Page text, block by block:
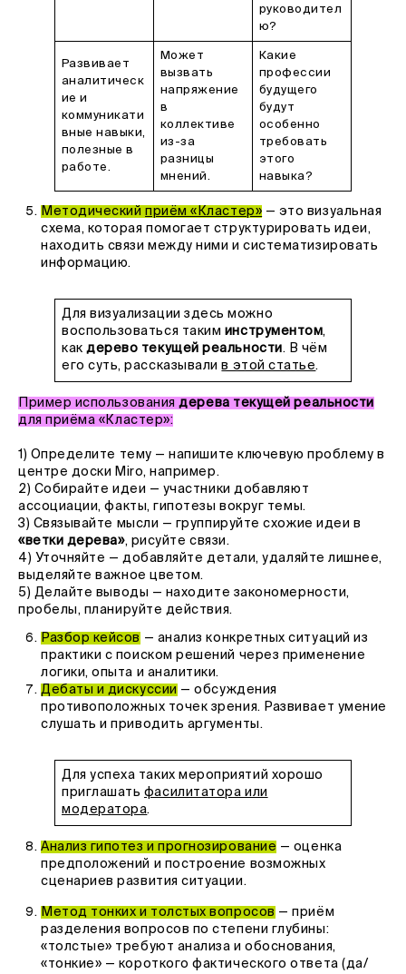
руководител
ю?
Развивает
аналитическ
ие и
коммуникати
вные навыки,
полезные в
работе.
Может
вызвать
напряжение
в
коллективе
из-за
разницы
мнений.
Какие
профессии
будущего
будут
особенно
требовать
этого
навыка?
Методическийприём «Кластер» — это визуальная
схема, которая помогает структурировать идеи,
находить связи между ними и систематизировать
информацию.
Для визуализации здесь можно
воспользоваться таким инструментом,
какдерево текущей реальности. В чём
его суть, рассказывалив этой статье.
Пример использованиядерева текущей реальности
для приёма «Кластер»:
1) Определите тему — напишите ключевую проблему в
центре доски Miro, например.
2) Собирайте идеи — участники добавляют
ассоциации, факты, гипотезы вокруг темы.
3) Связывайте мысли — группируйте схожие идеи в
«ветки дерева», рисуйте связи.
4) Уточняйте — добавляйте детали, удаляйте лишнее,
выделяйте важное цветом.
5) Делайте выводы — находите закономерности,
пробелы, планируйте действия.
Разбор кейсов — анализ конкретных ситуаций из
практики с поиском решений через применение
логики, опыта и аналитики.
Дебаты и дискуссии — обсуждения
противоположных точек зрения. Развивает умение
слушать и приводить аргументы.
Для успеха таких мероприятий хорошо
приглашать фасилитатора или
модератора.
Анализ гипотез и прогнозирование — оценка
предположений и построение возможных
сценариев развития ситуации.
Метод тонких и толстых вопросов — приём
разделения вопросов по степени глубины:
«толстые» требуют анализа и обоснования,
«тонкие» — короткого фактического ответа (да/